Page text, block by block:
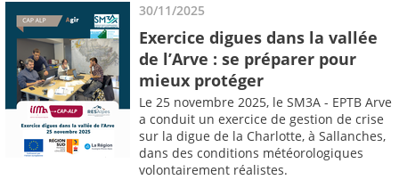
30/11/2025
Exercice digues dans la vallée
de l’Arve : se préparer pour
mieux protéger
Le 25 novembre 2025, le SM3A - EPTB Arve
a conduit un exercice de gestion de crise
sur la digue de la Charlotte, à Sallanches,
dans des conditions météorologiques
volontairement réalistes.